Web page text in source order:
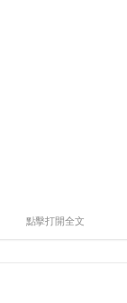
點擊打開全文